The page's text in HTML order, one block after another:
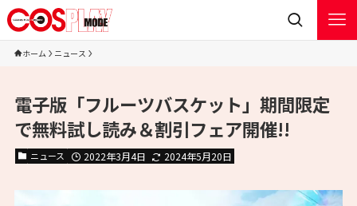
ホーム ニュース
電子版「フルーツバスケット」期間限定
で無料試し読み＆割引フェア開催!!
ニュース 2022年3月4日 2024年5月20日